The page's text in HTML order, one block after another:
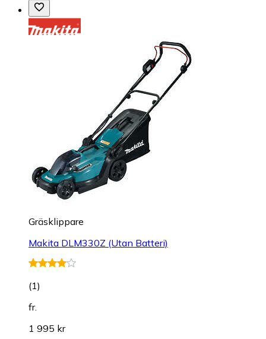
Gräsklippare
Makita DLM330Z (Utan Batteri)
(1)
fr.
1 995 kr